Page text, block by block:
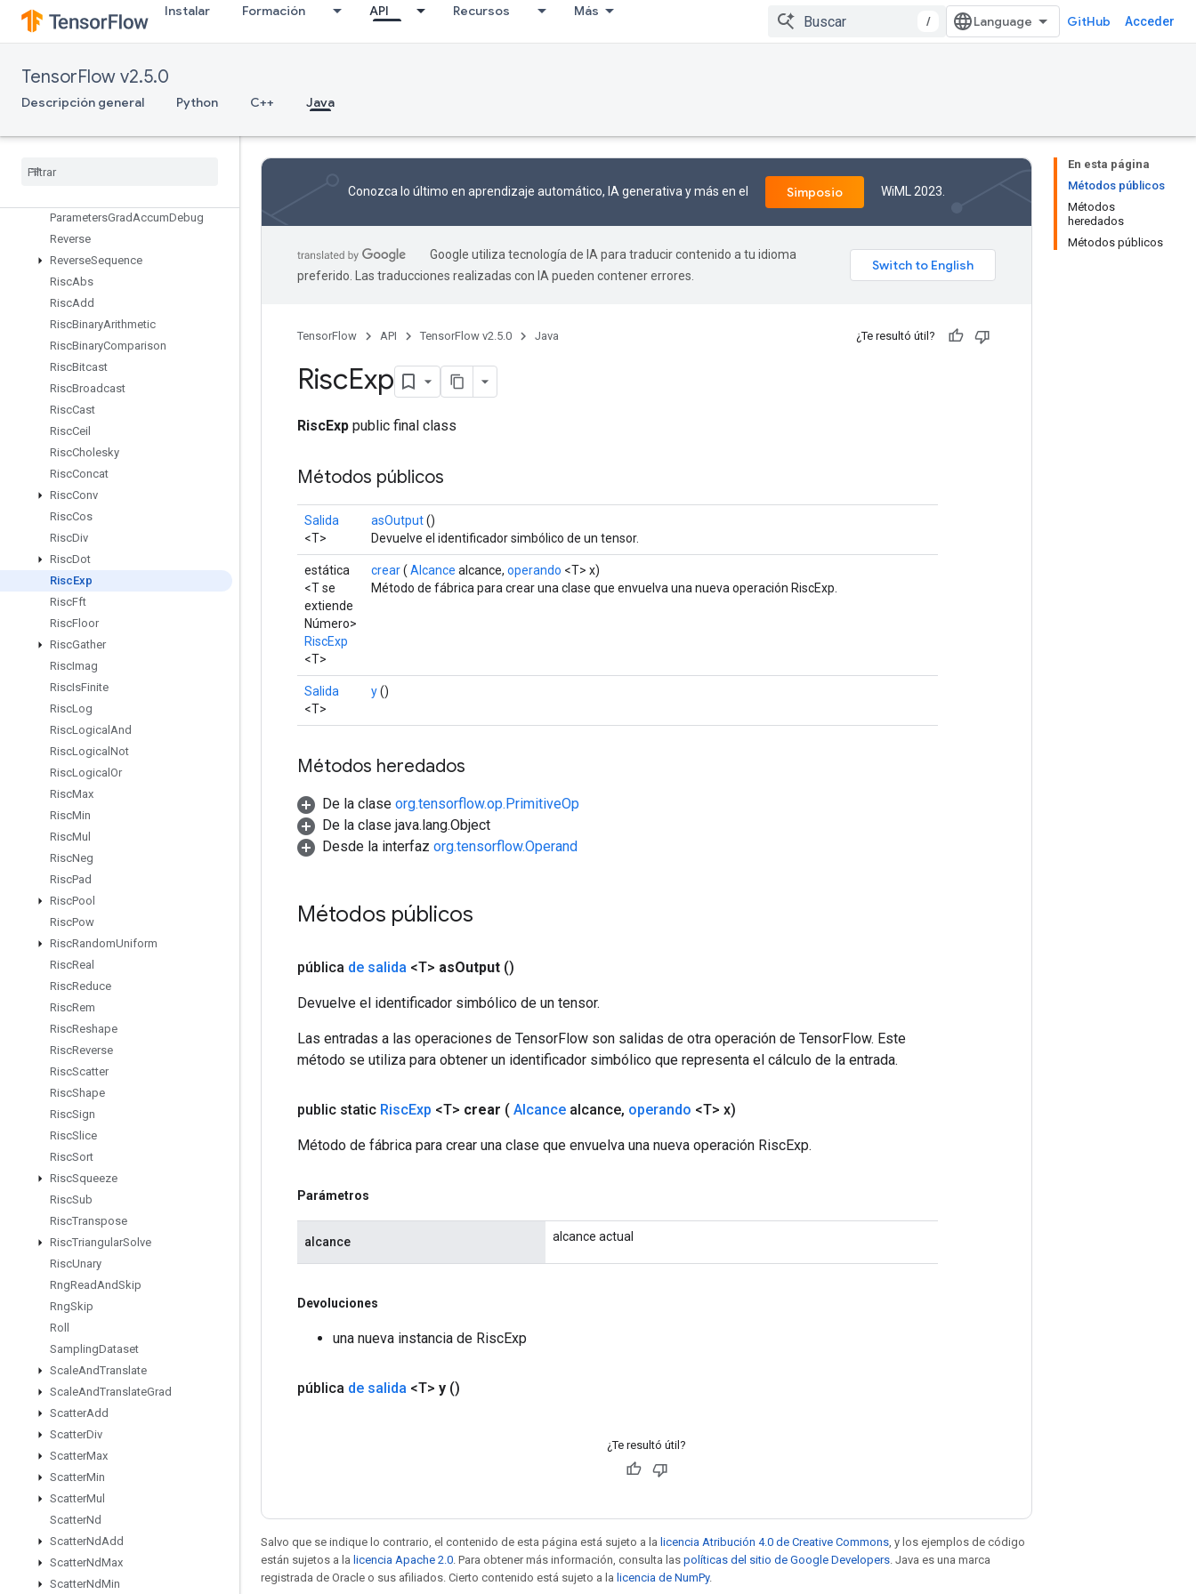
Instalar Formación API Recursos Más
/ GitHub Acceder
TensorFlow v2.5.0
Descripción general Python C++ Java
RetrieveTPUEmbeddingProximalAdagradParameters
RetrieveTPUEmbeddingProximalAdagradParametersGradAccumDebug
RetrieveTPUEmbeddingProximalYogiParametersGradAccumDebug
RetrieveTPUEmbeddingRMSPropParameters
RetrieveTPUEmbedding
Parameters
ParametersGradAccumDebug
Reverse
ReverseSequence
RiscAbs
RiscAdd
RiscBinaryArithmetic
RiscBinaryComparison
RiscBitcast
RiscBroadcast
RiscCast
RiscCeil
RiscCholesky
RiscConcat
RiscConv
RiscCos
RiscDiv
RiscDot
RiscExp
RiscFft
RiscFloor
RiscGather
RiscImag
RiscIsFinite
RiscLog
RiscLogical And
RiscLogical Not
RiscLogical Or
RiscMax
RiscMin
RiscMul
RiscNeg
RiscPad
RiscPool
RiscPow
RiscRandomUniform
RiscReal
RiscReduce
RiscRem
RiscReshape
RiscReverse
RiscScatter
RiscShape
RiscSign
RiscSlice
RiscSort
RiscSqueeze
RiscSub
RiscTranspose
RiscTriangularSolve
RiscUnary
RngReadAndSkip
RngSkip
Roll
SamplingDataset
ScaleAndTranslate
ScaleAndTranslateGrad
ScatterAdd
ScatterDiv
ScatterMax
ScatterMin
ScatterMul
ScatterNd
ScatterNdAdd
ScatterNdMax
ScatterNdMin
En esta página
Métodos públicos
Métodos
heredados
Métodos públicos
Conozca lo último en aprendizaje automático, IA generativa y más en el Simposio WiML 2023.
Google utiliza tecnología de IA para traducir contenido a tu idioma
preferido. Las traducciones realizadas con IA pueden contener errores.
TensorFlow API TensorFlow v2.5.0 Java ¿Te resultó útil?
RiscExp
RiscExp public final class
Métodos públicos
Salida
<T>
asOutput()
Devuelve el identificador simbólico de un tensor.
estática
<T se
extiende
Número>
RiscExp
<T>
crear( Alcance alcance, operando <T> x)
Método de fábrica para crear una clase que envuelva una nueva operación RiscExp.
Salida
<T>
y()
Métodos heredados
De la clase org.tensorflow.op.PrimitiveOp
De la clase java.lang.Object
Desde la interfaz org.tensorflow.Operand
Métodos públicos
pública de salida <T> asOutput ()
Devuelve el identificador simbólico de un tensor.
Las entradas a las operaciones de TensorFlow son salidas de otra operación de TensorFlow. Este
método se utiliza para obtener un identificador simbólico que representa el cálculo de la entrada.
public static RiscExp <T> crear ( Alcance alcance, operando <T> x)
Método de fábrica para crear una clase que envuelva una nueva operación RiscExp.
Parámetros
alcance alcance actual
Devoluciones
una nueva instancia de RiscExp
pública de salida <T> y ()
¿Te resultó útil?
Salvo que se indique lo contrario, el contenido de esta página está sujeto a la licencia Atribución 4.0 de Creative Commons , y los ejemplos de código
están sujetos a la licencia Apache 2.0 . Para obtener más información, consulta las políticas del sitio de Google Developers . Java es una marca
registrada de Oracle o sus afiliados. Cierto contenido está sujeto a la licencia de NumPy.